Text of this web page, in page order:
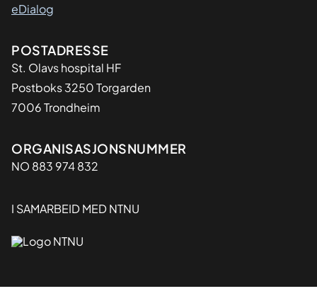
eDialog
Adresse
POSTADRESSE
St. Olavs hospital HF
Postboks 3250 Torgarden
7006 Trondheim
Organisasjon
ORGANISASJONSNUMMER
NO 883 974 832
I SAMARBEID MED NTNU